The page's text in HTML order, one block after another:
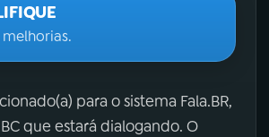
para o sistema Fala.BR,
que estará dialogando. O